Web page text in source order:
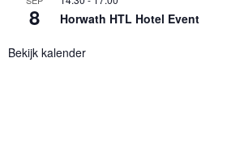
8 Horwath HTL Hotel Event
Bekijk kalender